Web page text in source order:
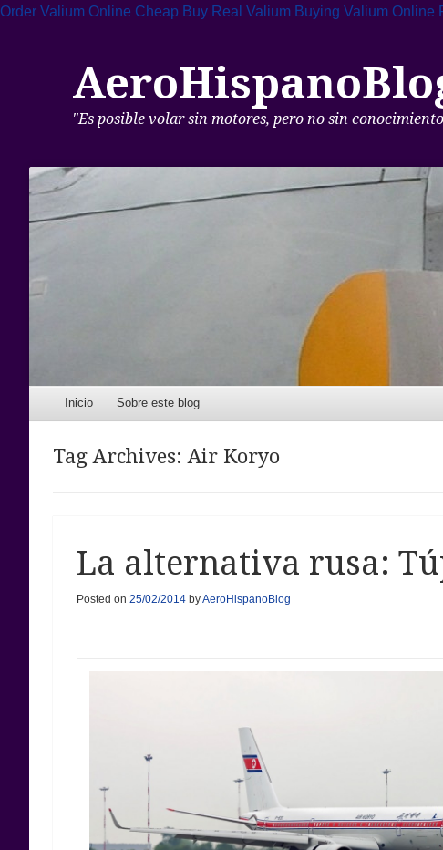
Order Valium Online Cheap Buy Real Valium Buying Valium Online
"Es posible volar sin motores, pero no sin
Menu
Skip to content
Inicio Sobre este blog
Tag Archives: Air Koryo
La alternativa rusa:
Posted on 25/02/2014byAeroHispanoBlog